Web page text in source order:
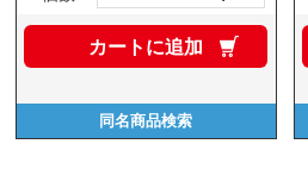
カートに追加
同名商品検索